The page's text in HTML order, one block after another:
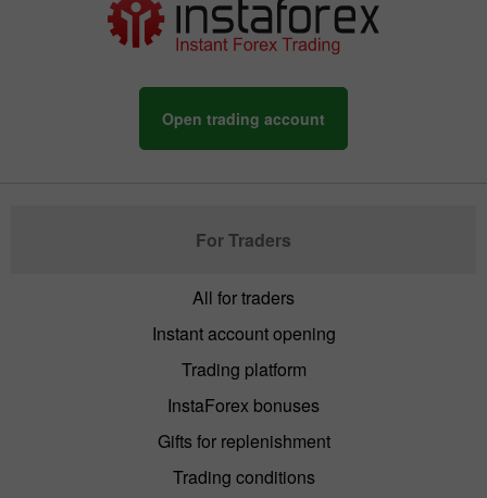
Open trading account
For Traders
All for traders
Instant account opening
Trading platform
InstaForex bonuses
Gifts for replenishment
Trading conditions